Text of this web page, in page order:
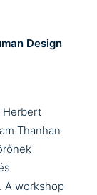
Design
Herbert
Thanhan
A workshop